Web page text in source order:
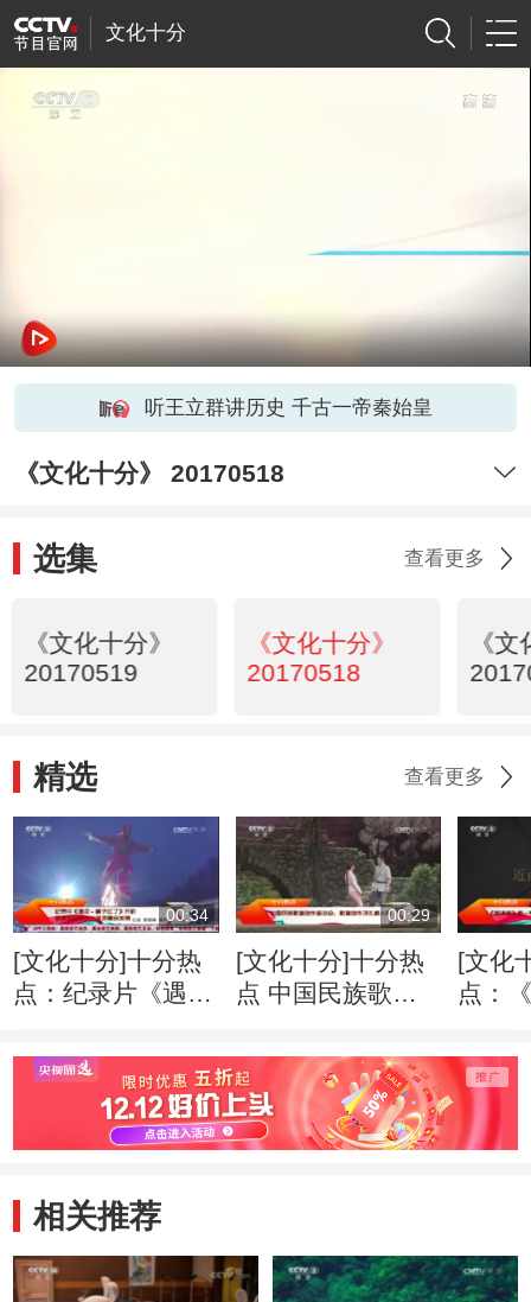
文化十分
听王立群讲历史 千古一帝秦始皇
《文化十分》 20170518
选集 查看更多
《文化十分》
20170519
《文化十分》
20170518
《
精选 查看更多
00:34
[文化十分]十分热
点：纪录片《遇见
品牌农业与文化旅
游融合发展
00:29
[文化十分]十分热
点 中国民族歌剧
创作须扎根人民
[文化
点：
传播
相关推荐